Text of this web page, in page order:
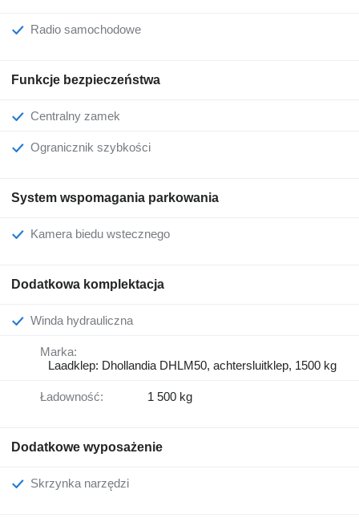
Radio samochodowe
Funkcje bezpieczeństwa
Centralny zamek
Ogranicznik szybkości
System wspomagania parkowania
Kamera biedu wstecznego
Dodatkowa komplektacja
Winda hydrauliczna
Marka:
Laadklep: Dhollandia DHLM50, achtersluitklep, 1500 kg
Ładowność: 1 500 kg
Dodatkowe wyposażenie
Skrzynka narzędzi